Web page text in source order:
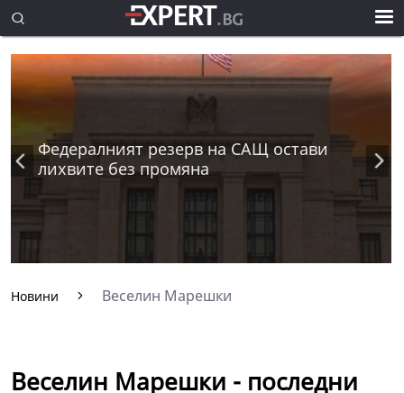
Федералният резерв на САЩ остави
лихвите без промяна
Новини Веселин Марешки
Веселин Марешки - последни